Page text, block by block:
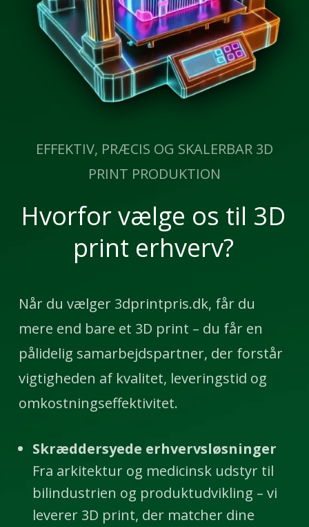
EFFEKTIV, PRÆCIS OG SKALERBAR 3D
PRINT PRODUKTION
Hvorfor vælge os til 3D
print erhverv?
Når du vælger 3dprintpris.dk, får du
mere end bare et 3D print – du får en
pålidelig samarbejdspartner, der forstår
vigtigheden af kvalitet, leveringstid og
omkostningseffektivitet.
Skræddersyede erhvervsløsninger
Fra arkitektur og medicinsk udstyr til
bilindustrien og produktudvikling – vi
leverer 3D print, der matcher dine